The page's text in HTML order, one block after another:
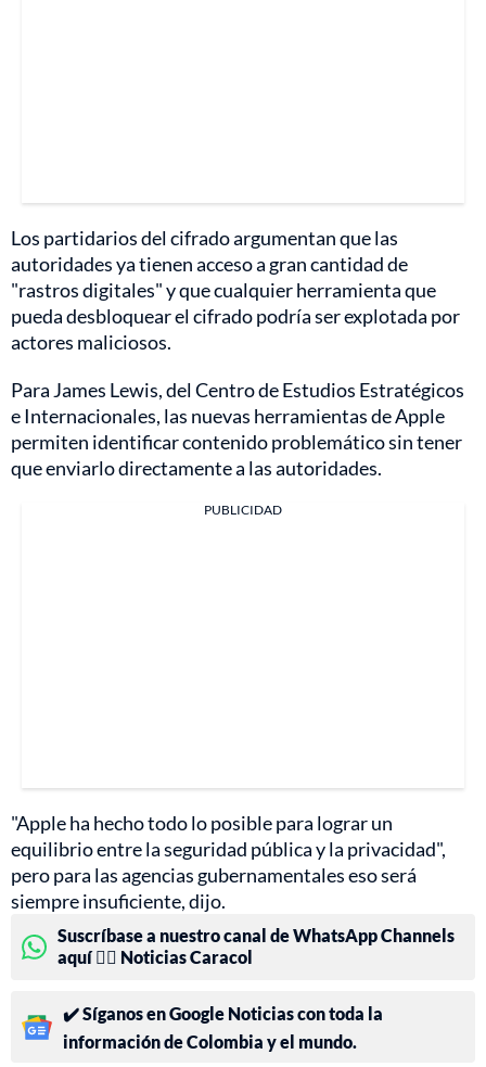
Los partidarios del cifrado argumentan que las
autoridades ya tienen acceso a gran cantidad de
"rastros digitales" y que cualquier herramienta que
pueda desbloquear el cifrado podría ser explotada por
actores maliciosos.
Para James Lewis, del Centro de Estudios Estratégicos
e Internacionales, las nuevas herramientas de Apple
permiten identificar contenido problemático sin tener
que enviarlo directamente a las autoridades.
PUBLICIDAD
"Apple ha hecho todo lo posible para lograr un
equilibrio entre la seguridad pública y la privacidad",
pero para las agencias gubernamentales eso será
siempre insuficiente, dijo.
Suscríbase a nuestro canal de WhatsApp Channels
aquí 👉🏻 Noticias Caracol
✔️ Síganos en Google Noticias con toda la
información de Colombia y el mundo.